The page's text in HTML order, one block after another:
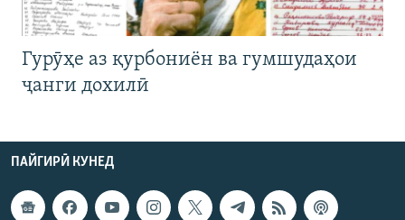
Гурӯҳе аз қурбониён ва гумшудаҳои
ҷанги дохилӣ
ПАЙГИРӢ КУНЕД